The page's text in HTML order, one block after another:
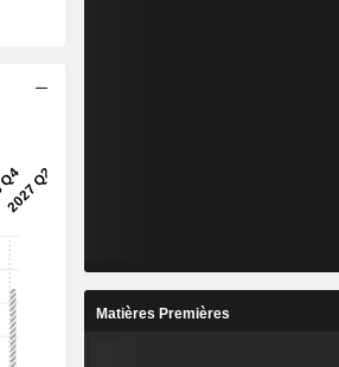
Matières Premières